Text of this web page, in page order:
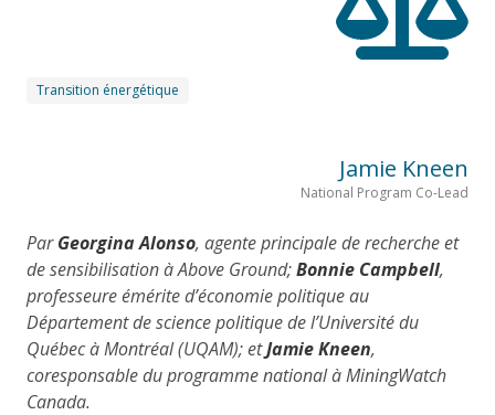
Transition énergétique
Jamie Kneen
National Program Co-Lead
ParGeorgina Alonso, agente principale de recherche et
de sensibilisation à Above Ground;Bonnie Campbell,
professeure émérite d’économie politique au
Département de science politique de l’Université du
Québec à Montréal (UQAM); etJamie Kneen,
coresponsable du programme national à MiningWatch
Canada.